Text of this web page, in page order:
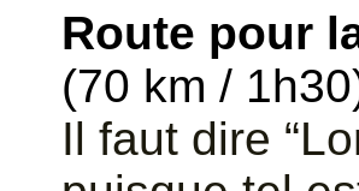
Route pour
(70 km /
Il faut dire